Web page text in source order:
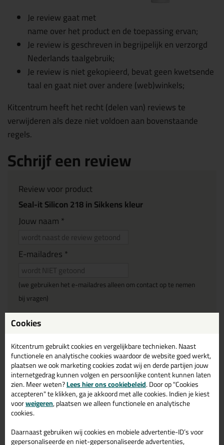
Je review gaat met
name over het product en de toepassing ervan;
Je review is geschreven in begrijpelijk en verzorgd
Nederlands taalgebruik;
Je review is niet gekopieerd, bevat geen kwetsende
taal en gaat niet over andere (web)winkels;
Kitcentrum heeft het recht (delen van) reviews te
verwijderen als deze niet voldoen aan bovenstaande
regels.
Schrijf een review
Review voor product
Seal-it Silicon 218 in Sikkens kleur
Jouw naam *
E-mailadres *
(we gebruiken het e-mailadres alleen om contact op te nemen
bij vragen)
Reviewtitel *
Je ervaring
Beoordeling
Cookies
Kitcentrum gebruikt cookies en vergelijkbare technieken. Naast
functionele en analytische cookies waardoor de website goed werkt,
plaatsen we ook marketing cookies zodat wij en derde partijen jouw
internetgedrag kunnen volgen en persoonlijke content kunnen laten
zien. Meer weten?Lees hier ons cookiebeleid. Door op "Cookies
accepteren" te klikken, ga je akkoord met alle cookies. Indien je kiest
voorweigeren, plaatsen we alleen functionele en analytische
cookies.
Daarnaast gebruiken wij cookies en mobiele advertentie-ID’s voor
gepersonaliseerde en niet-gepersonaliseerde advertenties,